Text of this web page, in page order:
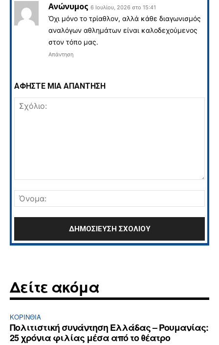
Ανώνυμος 6 Ιουλίου, 2026 στο 15:41
Ὀχι μόνο το τρίαθλον, αλλά κάθε διαγωνισμός
αναλόγων αθλημάτων είναι καλοδεχούμενος
στον τόπο μας.
Απάντηση
ΑΦΗΣΤΕ ΜΙΑ ΑΠΑΝΤΗΣΗ
Δείτε ακόμα
ΚΟΡΙΝΘΊΑ
Πολιτιστική συνάντηση Ελλάδας – Ρουμανίας:
25 χρόνια φιλίας μέσα από το θέατρο